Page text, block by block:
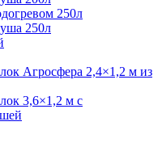
250л
250л
Агросфера 2,4×1,2 м из
3,6×1,2 м с